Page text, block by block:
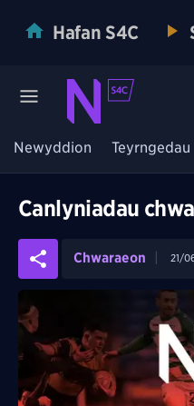
Hafan S4C
Newyddion Teyrngedau
Canlyniadau
Chwaraeon 21/